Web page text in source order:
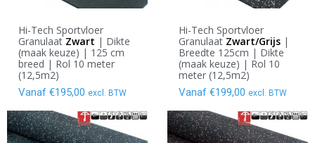
Hi-Tech Sportvloer
Granulaat Zwart | Dikte
(maak keuze) | 125 cm
breed | Rol 10 meter
(12,5m2)
Vanaf €195,00 excl. BTW
Hi-Tech Sportvloer
Granulaat Zwart/Grijs |
Breedte 125cm | Dikte
(maak keuze) | Rol 10
meter (12,5m2)
Vanaf €199,00 excl. BTW